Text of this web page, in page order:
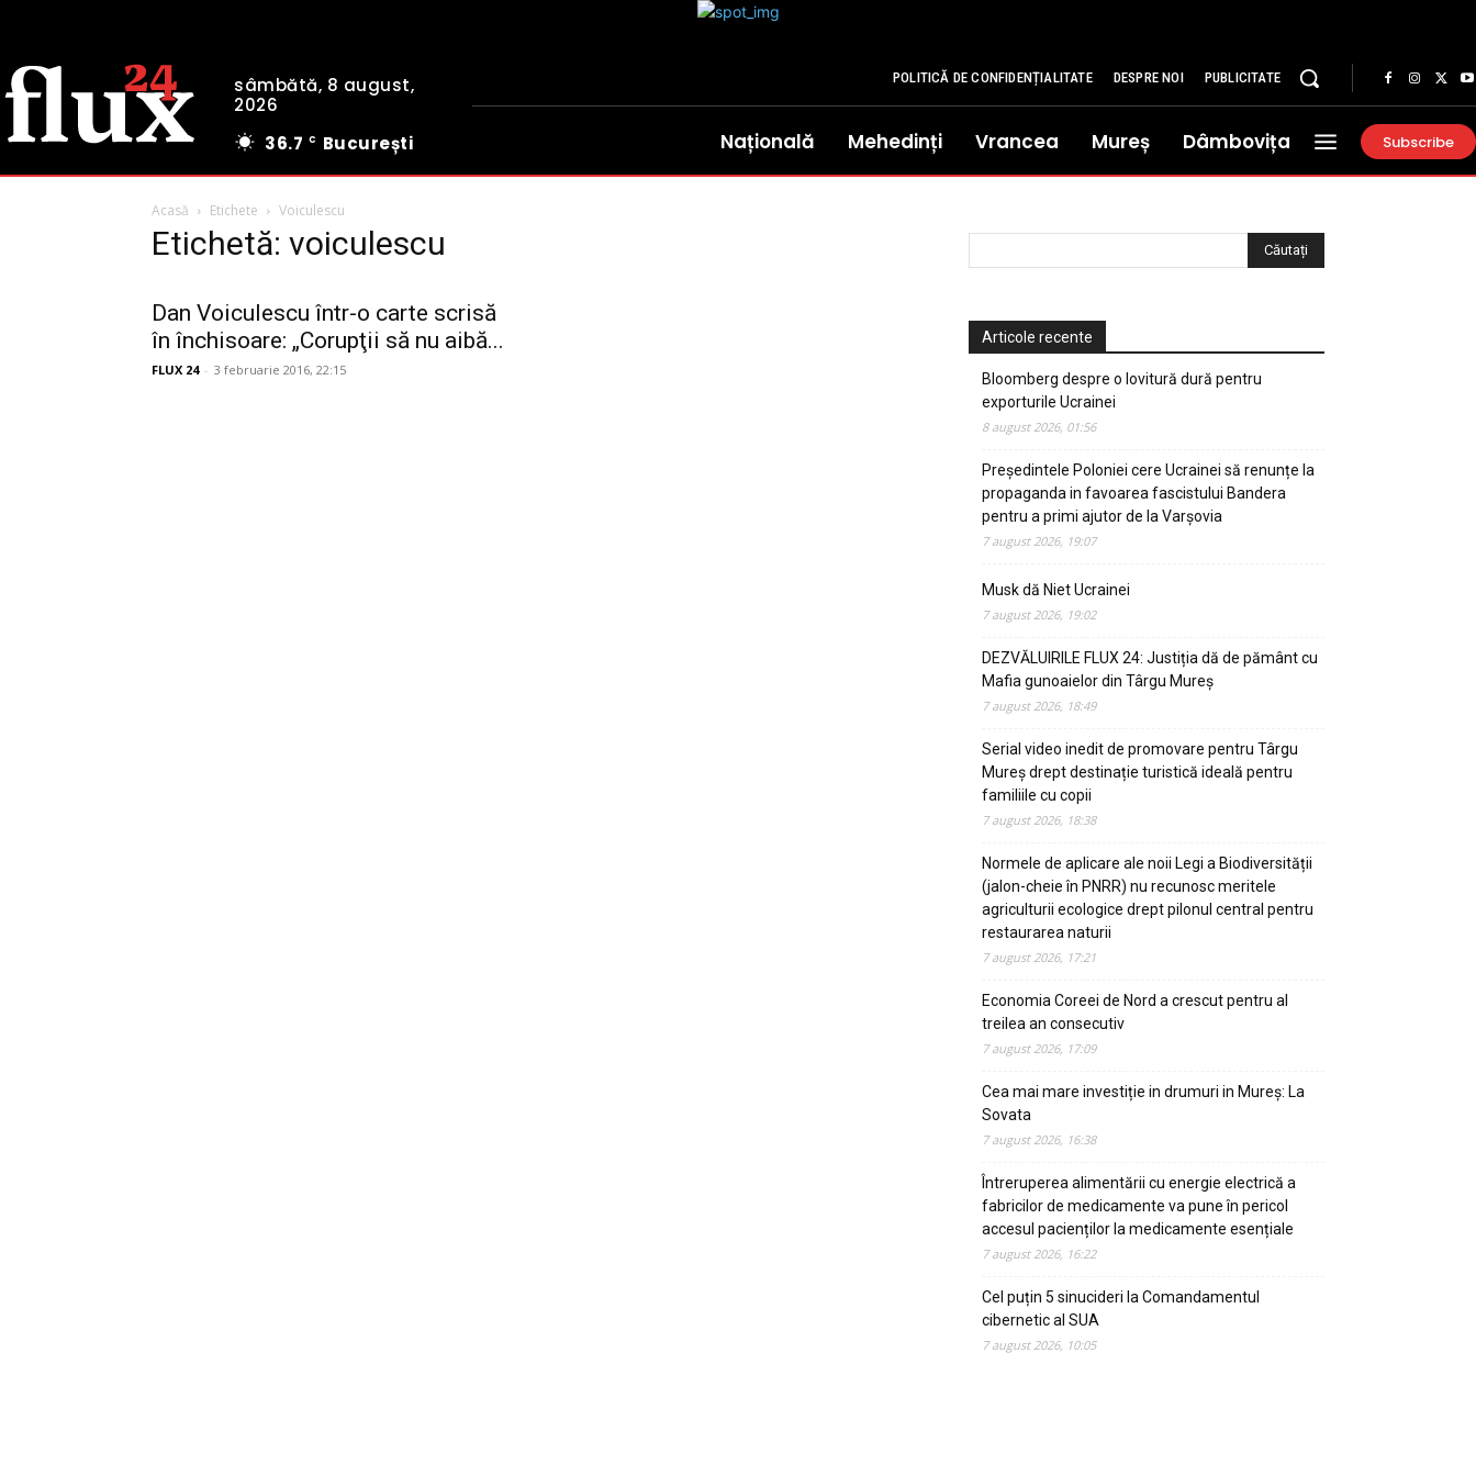
sâmbătă, 8 august,
2026
36.7 C București
POLITICĂ DE CONFIDENȚIALITATE DESPRE NOI PUBLICITATE
Națională Mehedinți Vrancea Mureș Dâmbovița Subscribe
Acasă Etichete Voiculescu
Etichetă: voiculescu
Dan Voiculescu într-o carte scrisă
în închisoare: „Corupţii să nu aibă...
FLUX 24 - 3 februarie 2016, 22:15
Articole recente
Bloomberg despre o lovitură dură pentru
exporturile Ucrainei
8 august 2026, 01:56
Președintele Poloniei cere Ucrainei să renunțe la
propaganda in favoarea fascistului Bandera
pentru a primi ajutor de la Varșovia
7 august 2026, 19:07
Musk dă Niet Ucrainei
7 august 2026, 19:02
DEZVĂLUIRILE FLUX 24: Justiția dă de pământ cu
Mafia gunoaielor din Târgu Mureș
7 august 2026, 18:49
Serial video inedit de promovare pentru Târgu
Mureș drept destinație turistică ideală pentru
familiile cu copii
7 august 2026, 18:38
Normele de aplicare ale noii Legi a Biodiversității
(jalon-cheie în PNRR) nu recunosc meritele
agriculturii ecologice drept pilonul central pentru
restaurarea naturii
7 august 2026, 17:21
Economia Coreei de Nord a crescut pentru al
treilea an consecutiv
7 august 2026, 17:09
Cea mai mare investiție in drumuri in Mureș: La
Sovata
7 august 2026, 16:38
Întreruperea alimentării cu energie electrică a
fabricilor de medicamente va pune în pericol
accesul pacienților la medicamente esențiale
7 august 2026, 16:22
Cel puțin 5 sinucideri la Comandamentul
cibernetic al SUA
7 august 2026, 10:05